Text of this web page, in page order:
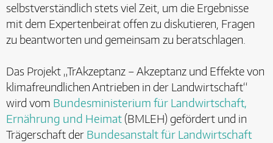
selbstverständlich stets viel Zeit, um die Ergebnisse
mit dem Expertenbeirat offen zu diskutieren, Fragen
zu beantworten und gemeinsam zu beratschlagen.
Das Projekt „TrAkzeptanz – Akzeptanz und Effekte von
klimafreundlichen Antrieben in der Landwirtschaft“
wird vom Bundesministerium für Landwirtschaft,
Ernährung und Heimat (BMLEH) gefördert und in
Trägerschaft der Bundesanstalt für Landwirtschaft